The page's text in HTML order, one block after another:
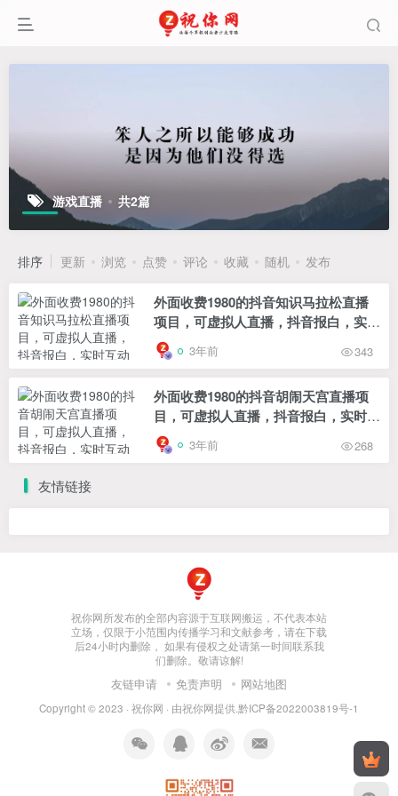
游戏直播 共2篇
排序 更新 浏览 点赞 评论 收藏 随机 发布
外面收费1980的抖音知识马拉松直播
项目，可虚拟人直播，抖音报白，实时
互动直播3年前 343
外面收费1980的抖音胡闹天宫直播项
目，可虚拟人直播，抖音报白，实时互
动直播【软件+详细教程】
3年前 268
友情链接
祝你网所发布的全部内容源于互联网搬运，不代表本站
立场，仅限于小范围内传播学习和文献参考，请在下载
后24小时内删除， 如果有侵权之处请第一时间联系我
们删除。敬请谅解!
友链申请 免责声明 网站地图
Copyright © 2023 · 祝你网 · 由祝你网提供.黔ICP备2022003819号-1